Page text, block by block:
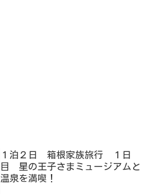
１泊２日 箱根家族旅行 １日
目 星の王子さまミュージアムと
温泉を満喫！